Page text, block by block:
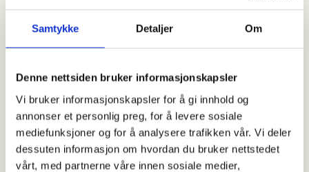
Samtykke Detaljer Om
Denne nettsiden bruker informasjonskapsler
Vi bruker informasjonskapsler for å gi innhold og
annonser et personlig preg, for å levere sosiale
mediefunksjoner og for å analysere trafikken vår. Vi deler
dessuten informasjon om hvordan du bruker nettstedet
vårt, med partnerne våre innen sosiale medier,
Arrangør
Voss Utferdslag
Kontaktperson
Voss Utferdslag
948+39+239
voss.utferdslag@dnt.no